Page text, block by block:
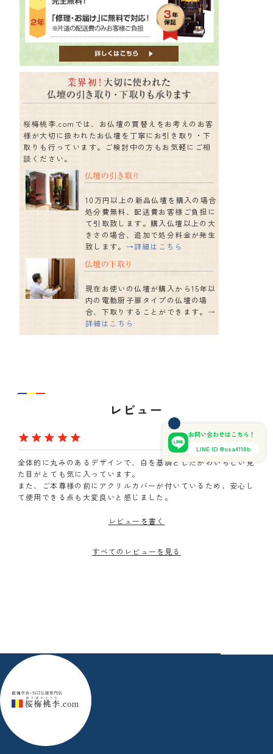
桜梅桃李.comでは、お仏壇の買替えをお考えのお客
様が大切に扱われたお仏壇を丁寧にお引き取り・下
取りも行っています。ご検討中の方もお気軽にご相
談ください。
10万円以上の新品仏壇を購入の場合
処分費無料、配送費お客様ご負担に
て引取致します。購入仏壇以上の大
きさの場合、追加で処分料金が発生
致します。 →詳細はこちら
現在お使いの仏壇が購入から15年以
内の電動厨子扉タイプの仏壇の場
合、下取りすることができます。 →
詳細はこちら
レビュー
まろ 1 東京都 20代 女性
全体的に丸みのあるデザインで、白を基調としたかわいらしい見
た目がとても気に入っています。
また、ご本尊様の前にアクリルカバーが付いているため、安心し
て使用できる点も大変良いと感じました。
すべてのレビューを見る
レビューを書く
お問い合わせはこちら！
LINE ID @osa4118b